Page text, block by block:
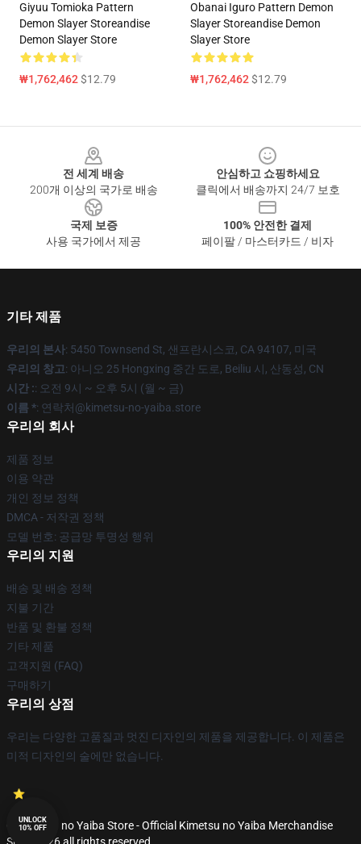
Giyuu Tomioka Pattern
Demon Slayer Storeandise
Demon Slayer Store
₩1,762,462$12.79
Obanai Iguro Pattern Demon
Slayer Storeandise Demon
Slayer Store
₩1,762,462$12.79
전 세계 배송
200개 이상의 국가로 배송
안심하고 쇼핑하세요
클릭에서 배송까지 24/7 보호
국제 보증
사용 국가에서 제공
100% 안전한 결제
페이팔 / 마스터카드 / 비자
기타 제품
우리의 본사: 5450 Townsend St, 샌프란시스코, CA 94107, 미국
우리의 창고: 아니오 25 Hongxing 중간 도로, Beiliu 시, 산동성, CN
시간 :: 오전 9시 ~ 오후 5시 (월 ~ 금)
이름 *: 연락처@kimetsu-no-yaiba.store
우리의 회사
제품 정보
이용 약관
개인 정보 정책
DMCA - 저작권 정책
모델 번호: 공급망 투명성 행위
우리의 지원
배송 및 배송 정책
지불 기간
반품 및 환불 정책
기타 제품
고객지원 (FAQ)
구매하기
우리의 상점
우리는 다양한 고품질과 멋진 디자인의 제품을 제공합니다. 이 제품은
미적 디자인의 술에만 없습니다.
© Kimetsu no Yaiba Store - Official Kimetsu no Yaiba Merchandise
UNLOCK
10% OFF